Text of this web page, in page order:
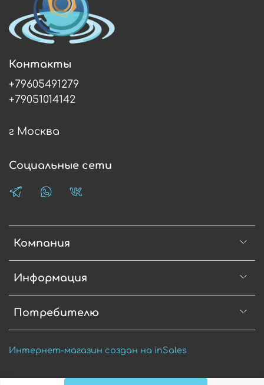
Компания
Информация
Потребителю
Контакты
+79605491279
+79051014142
г Москва
Социальные сети
Интернет-магазин создан на inSales